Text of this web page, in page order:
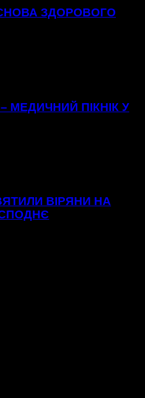
ЗДОРОВОГО
МЕДИЧНИЙ ПІКНІК У
ВІРЯНИ НА